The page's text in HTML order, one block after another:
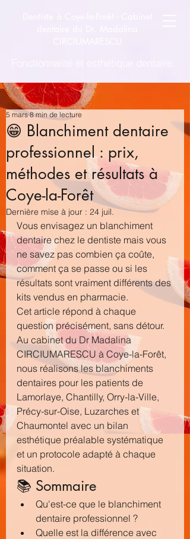
😁 Blanchiment dentaire
professionnel : prix,
méthodes et résultats à
Coye-la-Forêt
5 mars 8 min de lecture
Dernière mise à jour : 24 juil.
Vous envisagez un blanchiment
dentaire chez le dentiste mais vous
ne savez pas combien ça coûte,
comment ça se passe ou si les
résultats sont vraiment différents des
kits vendus en pharmacie.
Cet article répond à chaque
question précisément, sans détour.
Au cabinet du Dr Madalina
CIRCIUMARESCU à Coye-la-Forêt,
nous réalisons les blanchiments
dentaires pour les patients de
Lamorlaye, Chantilly, Orry-la-Ville,
Précy-sur-Oise, Luzarches et
Chaumontel avec un bilan
esthétique préalable systématique
et un protocole adapté à chaque
situation.
📚 Sommaire
Qu'est-ce que le blanchiment
dentaire professionnel ?
Quelle est la différence avec